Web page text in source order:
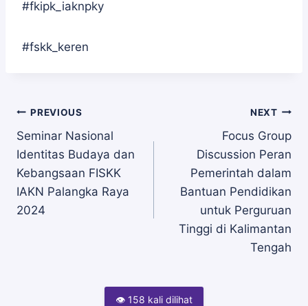
#fkipk_iaknpky
#fskk_keren
Navigasi
pos
PREVIOUS
Seminar Nasional
Identitas Budaya dan
Kebangsaan FISKK
IAKN Palangka Raya
2024
NEXT
Focus Group
Discussion Peran
Pemerintah dalam
Bantuan Pendidikan
untuk Perguruan
Tinggi di Kalimantan
Tengah
👁 158 kali dilihat